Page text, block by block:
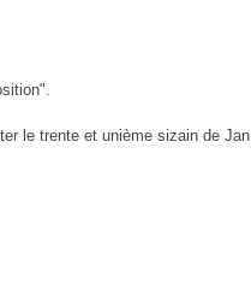
le trente et unième sizain de Jan